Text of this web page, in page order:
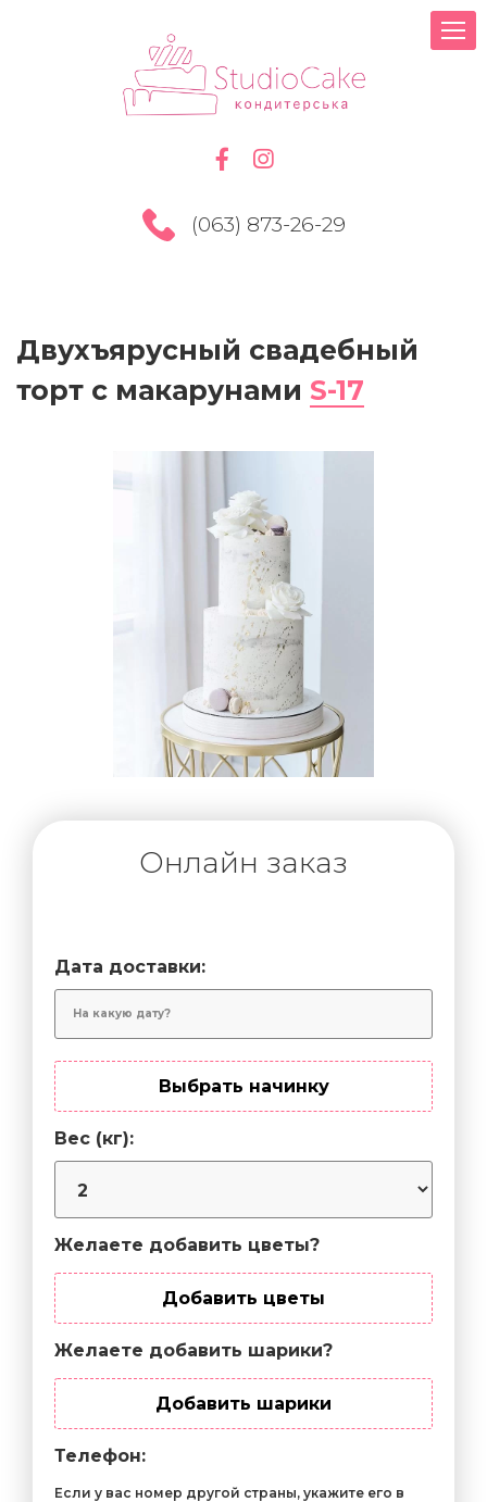
(063) 873-26-29
Двухъярусный свадебный
торт с макарунами S-17
Онлайн заказ
Дата доставки:
Выбрать начинку
Вес (кг):
Желаете добавить цветы?
Добавить цветы
Желаете добавить шарики?
Добавить шарики
Телефон:
Если у вас номер другой страны, укажите его в